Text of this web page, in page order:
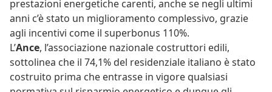
prestazioni energetiche carenti, anche se negli ultimi
anni c’è stato un miglioramento complessivo, grazie
agli incentivi come il superbonus 110%.
L’Ance, l’associazione nazionale costruttori edili,
sottolinea che il 74,1% del residenziale italiano è stato
costruito prima che entrasse in vigore qualsiasi